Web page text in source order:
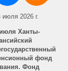
июля 2026 г.
Ханты-
фонд
Фонд